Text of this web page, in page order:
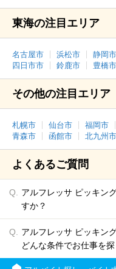
東海の注目エリア
名古屋市 浜松市 静岡市
四日市市
鈴鹿市 豊橋市
その他の注目エリア
札幌市 仙台市 福岡市
青森市
函館市 北九州市
よくあるご質問
アルフレッサ ピッキン
すか？
アルフレッサ ピッキン
どんな条件でお仕事を